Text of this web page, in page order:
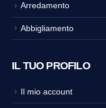
Arredamento
Abbigliamento
IL TUO PROFILO
Il mio account